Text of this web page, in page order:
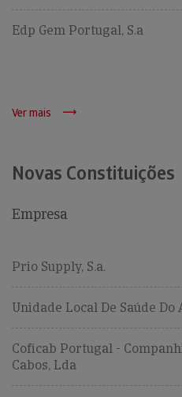
Edp Gem Portugal, S.a
Ver mais
Novas Constituições
Empresa
Prio Supply, S.a.
Unidade Local De Saúde Do
Coficab Portugal -
Cabos, Lda